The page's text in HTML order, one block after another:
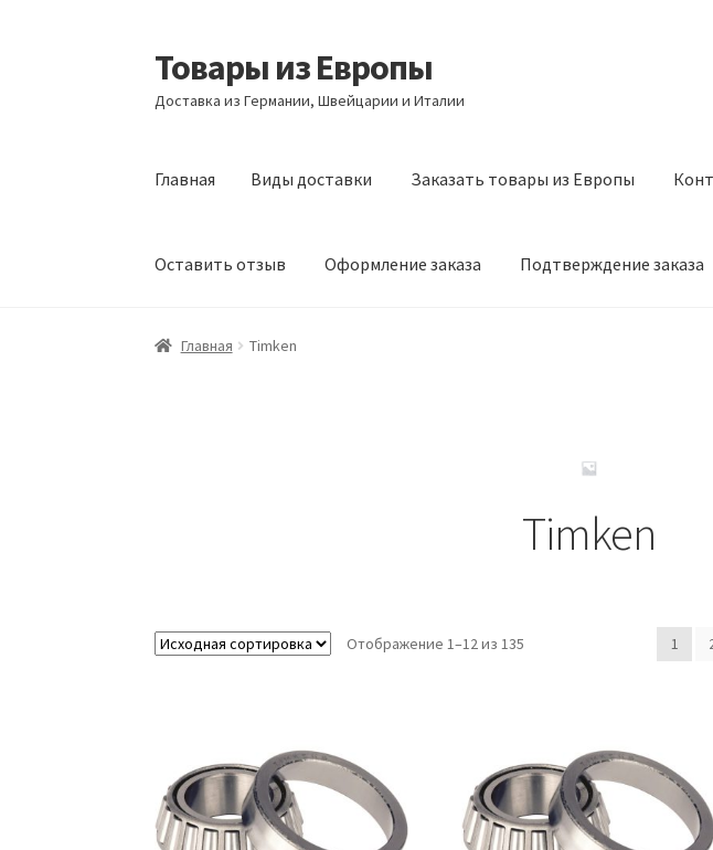
Перейти
к
навигации
Перейти
к
содержимому
Товары из Европы
Доставка из Германии, Швейцарии и Италии
Главная Виды доставки Заказать товары из Европы
Оставить отзыв Оформление заказа Подтверждение заказа
Главная Виды доставки
Главная Timken
Timken
Отображение 1–12 из 135 1